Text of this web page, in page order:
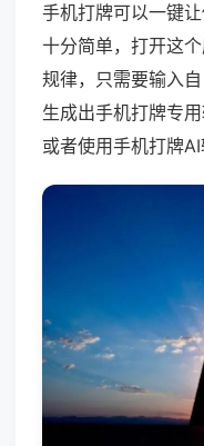
手机打牌可以一键
十分简单，打开这
规律，只需要输入
生成出手机打牌专
或者使用手机打牌AI